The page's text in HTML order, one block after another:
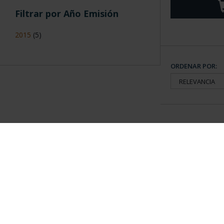
Filtrar por Año Emisión
2015 (5)
ORDENAR POR: